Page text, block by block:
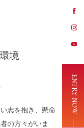
ENTRY NOW
2023年版 日本における 「働きがいのある会社」若手ランキング小規模部門5位に選出
境
志を抱き、懸命
の方々がいま